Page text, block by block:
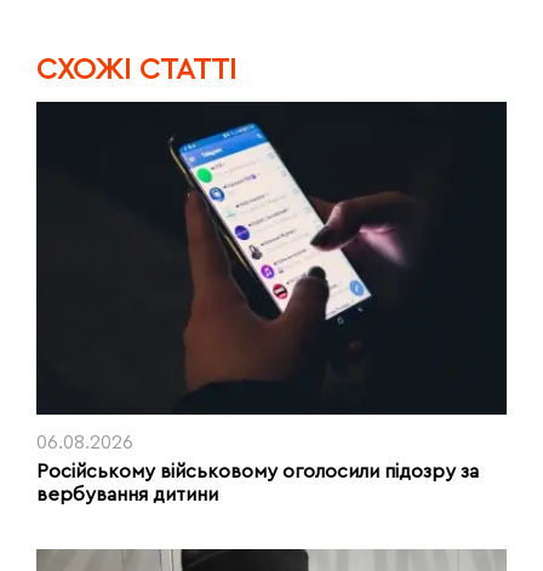
CХОЖІ СТАТТІ
06.08.2026
Російському військовому оголосили підозру за
вербування дитини